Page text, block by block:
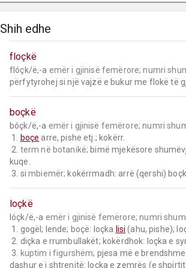
Shih edhe
floçkë
flóçk/ë,-a emër i gjinisë femërore; numri
përfytyrohej si një vajzë e bukur me flokë të
boçkë
bóçk/ë,-a emër i gjinisë femërore; numri
1.
boçe arre, pishe etj.; kokërr.
2. term në botanikë; bimë mjekësore
kuqe.
3. si mbiemër; kokërrmadh: arrë (qershi)
loçkë
lóçk/ë,-a emër i gjinisë femërore; numri
1. gogël; lende; boçë: loçka lisi (ahu, pishe);
3.
kuptim i figurshëm; pjesa më e
dashur e i shtrenjtë: loçka e zemrës (e